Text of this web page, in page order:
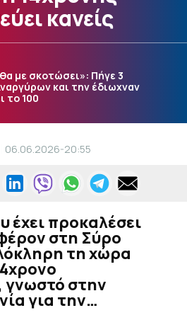
κανείς
με σκοτώσει»: Πήγε 3
και την έδιωχναν
το 100
06.06.2026-20:55
έχει προκαλέσει
στη Σύρο
τη χώρα
γνωστό στην
για την…